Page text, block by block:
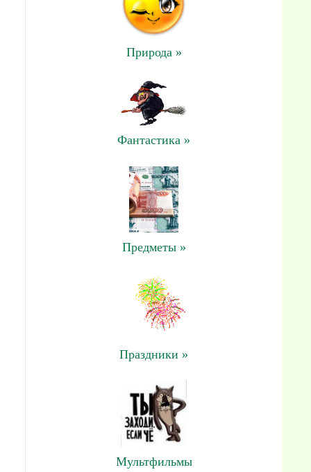
Природа »
Фантастика »
Предметы »
Праздники »
Мультфильмы